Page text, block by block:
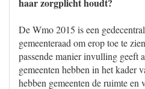
De Wmo 2015 is een
gemeenteraad om erop toe te
passende manier invulling geeft
gemeenten hebben in het kader
hebben gemeenten de ruimte